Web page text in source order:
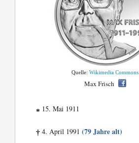
Quelle:Wikimedia Commons
Max Frisch
* 15. Mai 1911
† 4. April 1991(79 Jahre alt)